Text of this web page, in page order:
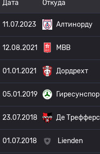
Дата Откуда
11.07.2023 Алтинорду
12.08.2021 МВВ
01.01.2021 Дордрехт
05.01.2019 Гиресунспор
23.07.2018 Де Трефферс
01.07.2018 Lienden